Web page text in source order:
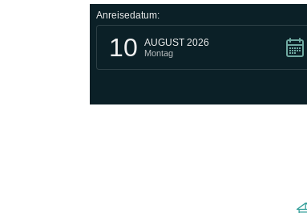
Anreisedatum:
10 AUGUST 2026
Montag